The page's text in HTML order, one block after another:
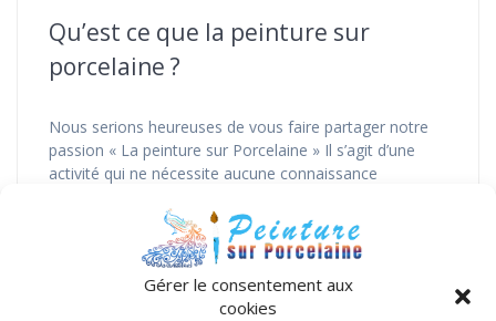
Gérer le consentement aux
cookies
Qu’est ce que la peinture sur
porcelaine ?
Nous serions heureuses de vous faire partager notre
passion « La peinture sur Porcelaine » Il s’agit d’une
activité qui ne nécessite aucune connaissance
les motifs que vous aimez, peuvent être réalisés à
l’aide d’un calque scotché sur le support et sous lequel
est positionné un carbone spécifique…